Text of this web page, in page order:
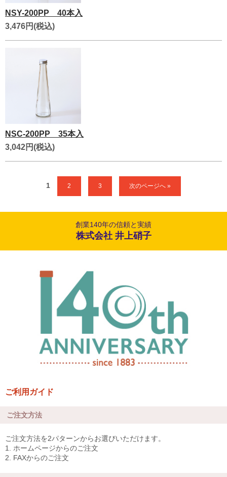
NSY-200PP 40本入
3,476円(税込)
NSC-200PP 35本入
3,042円(税込)
1 2 3 次のページへ »
創業140年の信頼と実績
株式会社 井上硝子
ご利用ガイド
ご注文方法
ご注文方法を2パターンからお選びいただけます。
1. ホームページからのご注文
2. FAXからのご注文